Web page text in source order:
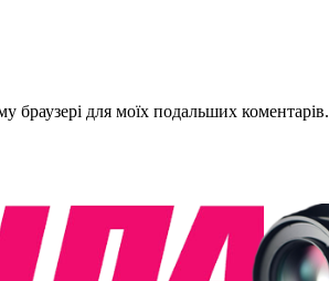
браузері для моїх подальших коментарів.